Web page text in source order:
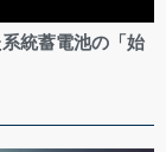
統蓄電池の「始